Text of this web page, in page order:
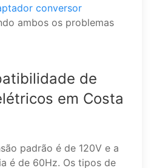
conversor
ambos os problemas
de
em Costa
padrão é de 120V e a
é de 60Hz. Os tipos de